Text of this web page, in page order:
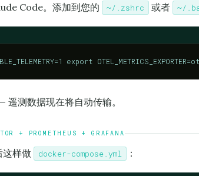
Code。添加到您的 ~/.zshrc 或者 ~/
export
遥测数据现在将自动传输。
+ PROMETHEUS + GRAFANA
这样做 docker-compose.yml ：